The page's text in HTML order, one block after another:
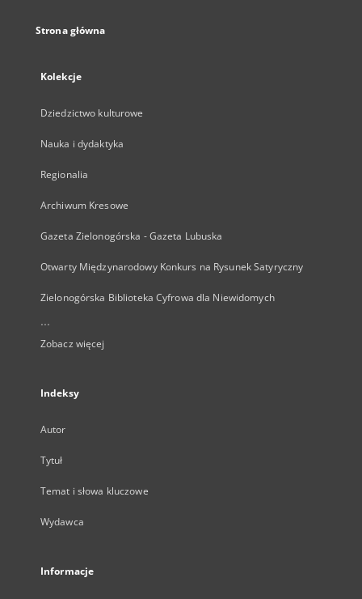
Strona główna
Kolekcje
Dziedzictwo kulturowe
Nauka i dydaktyka
Regionalia
Archiwum Kresowe
Gazeta Zielonogórska - Gazeta Lubuska
Otwarty Międzynarodowy Konkurs na Rysunek Satyryczny
Zielonogórska Biblioteka Cyfrowa dla Niewidomych
...
Zobacz więcej
Indeksy
Autor
Tytuł
Temat i słowa kluczowe
Wydawca
Informacje